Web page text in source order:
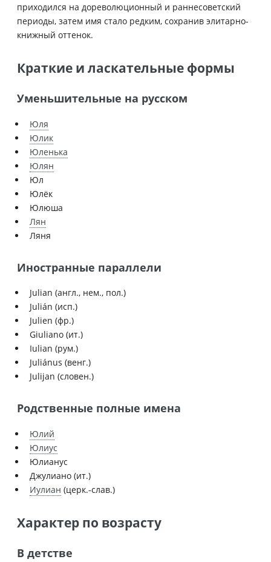
приходился на дореволюционный и раннесоветский
периоды, затем имя стало редким, сохранив элитарно-
книжный оттенок.
Краткие и ласкательные формы
Уменьшительные на русском
Юля
Юлик
Юленька
Юлян
Юл
Юлёк
Юлюша
Лян
Ляня
Иностранные параллели
Julian (англ., нем., пол.)
Julián (исп.)
Julien (фр.)
Giuliano (ит.)
Iulian (рум.)
Juliánus (венг.)
Julijan (словен.)
Родственные полные имена
Юлий
Юлиус
Юлианус
Джулиано (ит.)
Иулиан (церк.-слав.)
Характер по возрасту
В детстве